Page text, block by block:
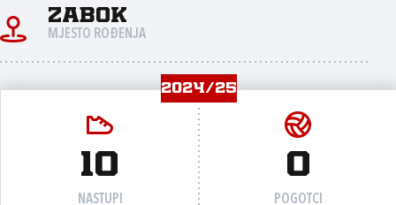
Zabok
MJESTO ROĐENJA
2024/25
10
NASTUPI
0
POGOTCI